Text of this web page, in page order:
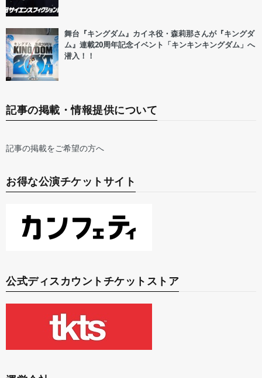
舞台『キングダム』カイネ役・森莉那さんが『キングダ
ム』連載20周年記念イベント「キンキンキングダム」へ
潜入！！
記事の掲載・情報提供について
記事の掲載をご希望の方へ
お得な公演チケットサイト
公式ディスカウントチケットストア